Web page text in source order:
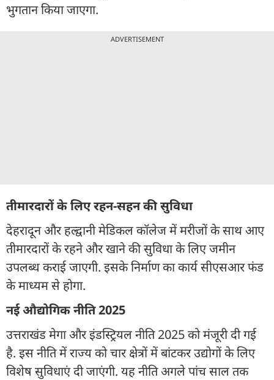
भुगतान किया जाएगा.
ADVERTISEMENT
तीमारदारों के लिए रहन-सहन की सुविधा
देहरादून और हल्द्वानी मेडिकल कॉलेज में मरीजों के साथ आए
तीमारदारों के रहने और खाने की सुविधा के लिए जमीन
उपलब्ध कराई जाएगी. इसके निर्माण का कार्य सीएसआर फंड
के माध्यम से होगा.
नई औद्योगिक नीति 2025
उत्तराखंड मेगा और इंडस्ट्रियल नीति 2025 को मंजूरी दी गई
है. इस नीति में राज्य को चार क्षेत्रों में बांटकर उद्योगों के लिए
विशेष सुविधाएं दी जाएंगी. यह नीति अगले पांच साल तक